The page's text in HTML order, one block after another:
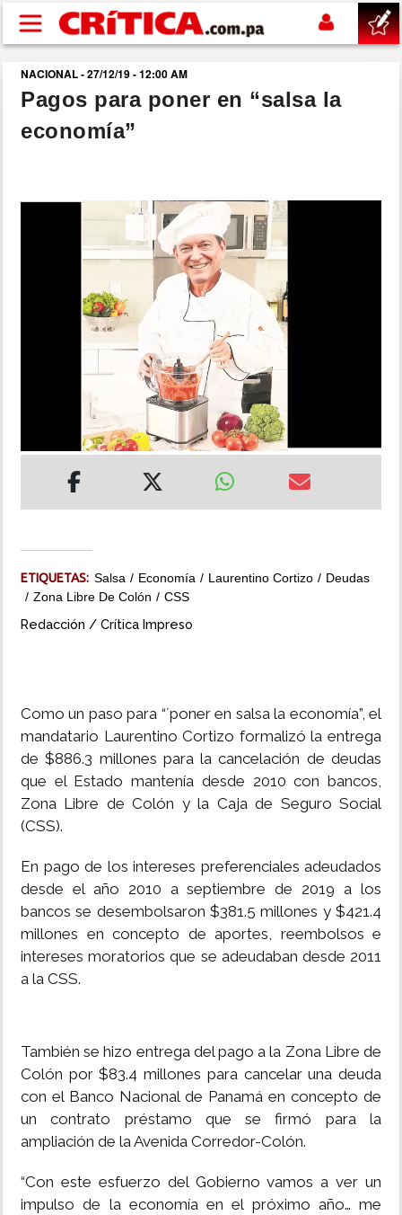
Pasar al contenido principal
buscar
SUCESOS
MULTIMEDIA
NACIONAL - 27/12/19 - 12:00 AM
Pagos para poner en “salsa la
economía”
ETIQUETAS: Salsa Economía Laurentino Cortizo
Deudas
Zona Libre De Colón
CSS
Redacción / Crítica Impreso
Como un paso para “´poner en salsa la economía”, el
mandatario Laurentino Cortizo formalizó la entrega
de $886.3 millones para la cancelación de deudas
que el Estado mantenía desde 2010 con bancos,
Zona Libre de Colón y la Caja de Seguro Social
(CSS).
En pago de los intereses preferenciales adeudados
desde el año 2010 a septiembre de 2019 a los
bancos se desembolsaron $381.5 millones y $421.4
millones en concepto de aportes, reembolsos e
intereses moratorios que se adeudaban desde 2011
a la CSS.
También se hizo entrega del pago a la Zona Libre de
Colón por $83.4 millones para cancelar una deuda
con el Banco Nacional de Panamá en concepto de
un contrato préstamo que se firmó para la
ampliación de la Avenida Corredor-Colón.
“Con este esfuerzo del Gobierno vamos a ver un
impulso de la economía en el próximo año… me